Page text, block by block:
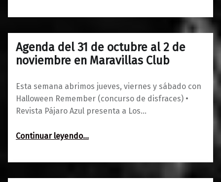
Agenda del 31 de octubre al 2 de
noviembre en Maravillas Club
Esta semana abrimos jueves, viernes y sábado con
Halloween Remember (concurso de disfraces) •
Revista Pájaro Azul presenta a Los…
Continuar leyendo“Agenda del 31 de octubre al 2 de noviembre en Maravillas Club”
…
30/10/20190
Maravillas